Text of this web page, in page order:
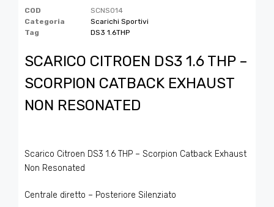
COD
SCNS014
Categoria
Scarichi Sportivi
Tag
DS3 1.6THP
SCARICO CITROEN DS3 1.6 THP –
SCORPION CATBACK EXHAUST
NON RESONATED
Scarico Citroen DS3 1.6 THP – Scorpion Catback Exhaust
Non Resonated
Centrale diretto – Posteriore Silenziato